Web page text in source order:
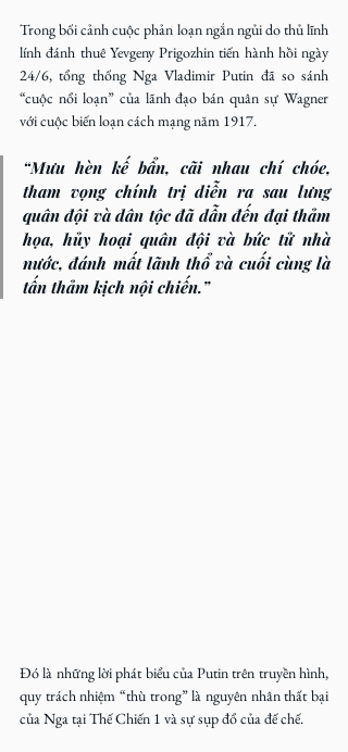
Trong bối cảnh cuộc phản loạn ngắn ngủi do thủ lĩnh
lính đánh thuê Yevgeny Prigozhin tiến hành hồi ngày
24/6, tổng thống Nga Vladimir Putin đã so sánh
“cuộc nổi loạn” của lãnh đạo bán quân sự Wagner
với cuộc biến loạn cách mạng năm 1917.
“Mưu hèn kế bẩn, cãi nhau chí chóe,
tham vọng chính trị diễn ra sau lưng
quân đội và dân tộc đã dẫn đến đại thảm
họa, hủy hoại quân đội và bức tử nhà
nước, đánh mất lãnh thổ và cuối cùng là
tấn thảm kịch nội chiến.”
Đó là những lời phát biểu của Putin trên truyền hình,
quy trách nhiệm “thù trong” là nguyên nhân thất bại
của Nga tại Thế Chiến 1 và sự sụp đổ của đế chế.